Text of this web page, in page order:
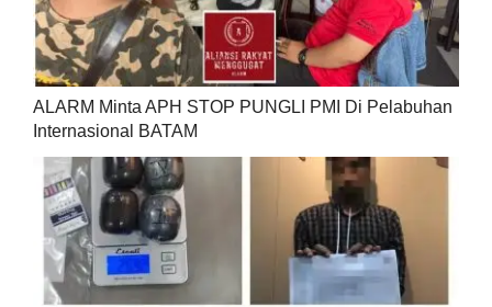
ALARM Minta APH STOP PUNGLI PMI Di Pelabuhan
Internasional BATAM